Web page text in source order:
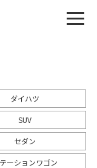
ダイハツ
SUV
セダン
ーションワゴン